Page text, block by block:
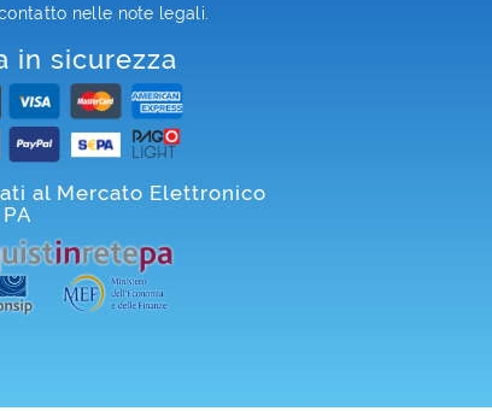
nelle note legali.
in sicurezza
al Mercato Elettronico